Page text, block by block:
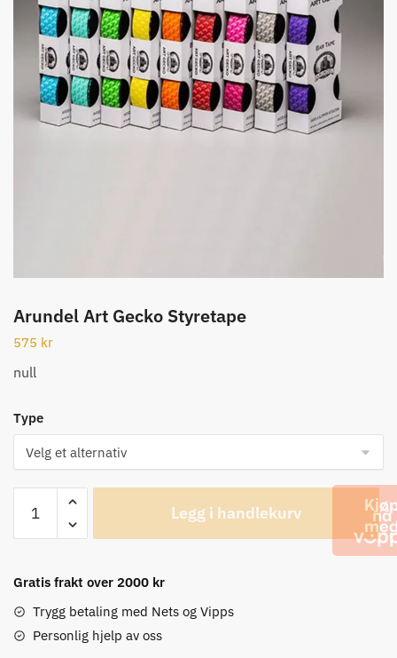
Arundel Art Gecko Styretape
575 kr
null
Type
Gecko
antall
Legg i handlekurv
Gratis frakt over 2000 kr
Trygg betaling med Nets og Vipps
Personlig hjelp av oss